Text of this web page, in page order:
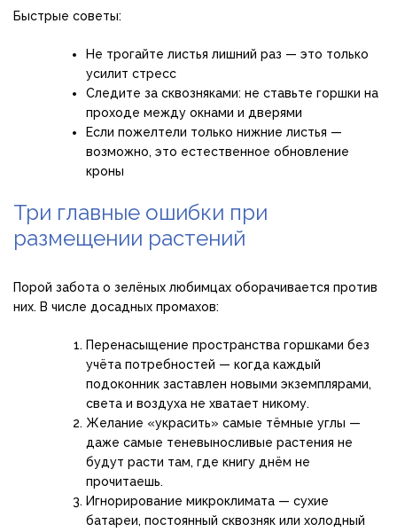
Быстрые советы:
Не трогайте листья лишний раз — это только
усилит стресс
Следите за сквозняками: не ставьте горшки на
проходе между окнами и дверями
Если пожелтели только нижние листья —
возможно, это естественное обновление
кроны
Три главные ошибки при
размещении растений
Порой забота о зелёных любимцах оборачивается против
них. В числе досадных промахов:
Перенасыщение пространства горшками без
учёта потребностей — когда каждый
подоконник заставлен новыми экземплярами,
света и воздуха не хватает никому.
Желание «украсить» самые тёмные углы —
даже самые теневыносливые растения не
будут расти там, где книгу днём не
прочитаешь.
Игнорирование микроклимата — сухие
батареи, постоянный сквозняк или холодный